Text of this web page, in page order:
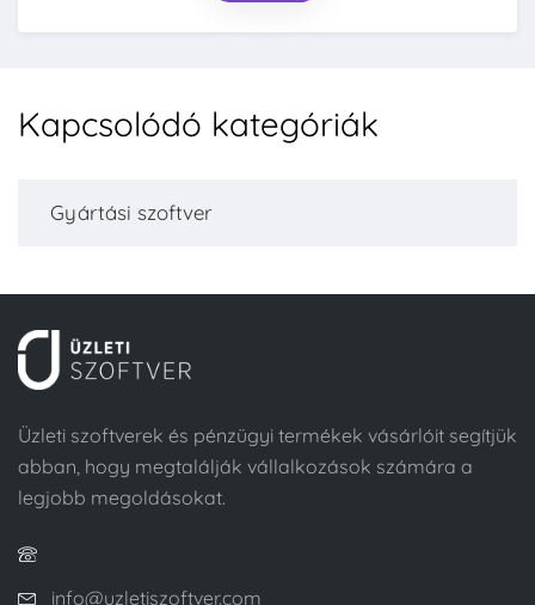
Kapcsolódó kategóriák
Gyártási szoftver
Üzleti szoftverek és pénzügyi termékek vásárlóit segítjük
abban, hogy megtalálják vállalkozások számára a
legjobb megoldásokat.
info@uzletiszoftver.com